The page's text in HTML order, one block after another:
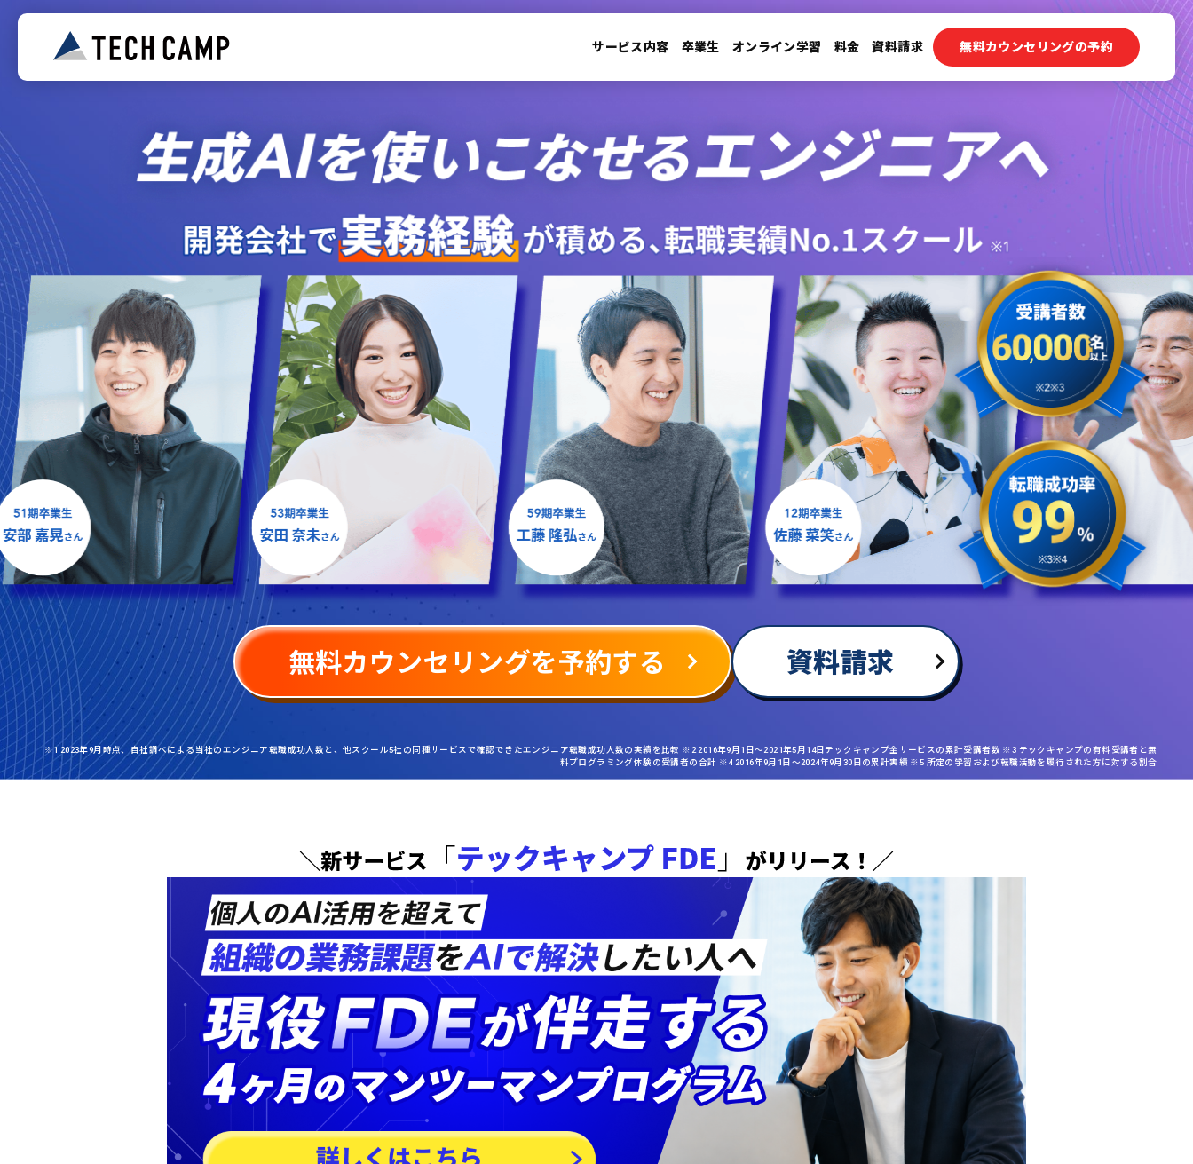
サービス内容 卒業生 オンライン学習 料金 資料請求 無料カウンセリングの予約
無料カウンセリングを予約する 資料請求
※1 2023年9月時点、自社調べによる当社のエンジニア転職成功人数と、他スクール5社の同種サービスで確認できたエンジニア転職成功人数の実績を比較 ※2 2016年9月1日〜2021年5月14日テックキャンプ全サービスの累計受講者数 ※3 テックキャンプの有料受講者と無
料プログラミング体験の受講者の合計 ※4 2016年9月1日〜2024年9月30日の累計実績 ※5 所定の学習および転職活動を履行された方に対する割合